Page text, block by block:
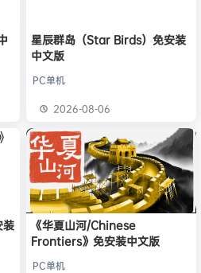
星辰群岛（Star Birds）免安装
中文版
PC单机
2026-08-06
装
《华夏山河/Chinese
Frontiers》免安装中文版
PC单机